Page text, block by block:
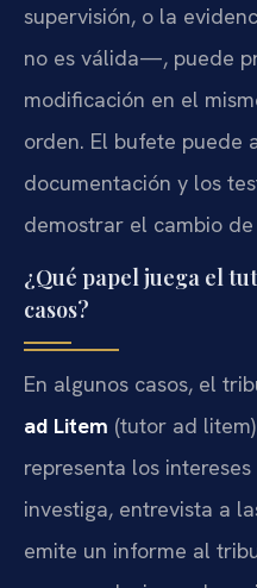
supervisión, o la
no es válida—, puede
modificación en el
orden. El bufete puede
documentación y los
demostrar el cambio
¿Qué papel juega el
casos?
En algunos casos, el
ad Litem (tutor ad
representa los
investiga, entrevista a
emite un informe al